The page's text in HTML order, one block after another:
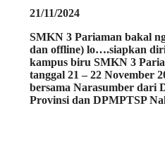
21/11/2024
SMKN 3 Pariaman bakal
dan offline) lo….siapkan
kampus biru SMKN 3
tanggal 21 – 22 November
bersama Narasumber dari
Provinsi dan DPMPTSP